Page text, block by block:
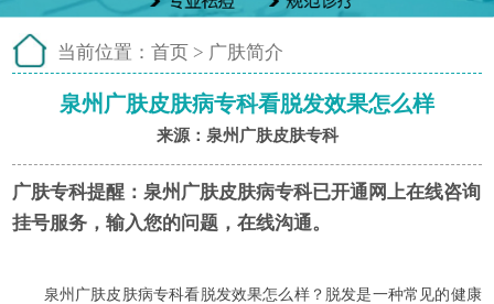
当前位置： 首页 > 广肤简介
泉州广肤皮肤病专科看脱发效果怎么样
来源：泉州广肤皮肤专科
广肤专科提醒： 泉州广肤皮肤病专科已开通网上在线咨询
挂号服务，输入您的问题，在线沟通。
泉州广肤皮肤病专科看脱发效果怎么样？脱发是一种常见的健康